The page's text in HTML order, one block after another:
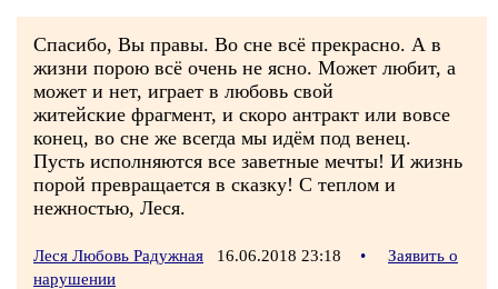
Спасибо, Вы правы. Во сне всё прекрасно. А в
жизни порою всё очень не ясно. Может любит, а
может и нет, играет в любовь свой
житейские фрагмент, и скоро антракт или вовсе
конец, во сне же всегда мы идём под венец.
Пусть исполняются все заветные мечты! И жизнь
порой превращается в сказку! С теплом и
нежностью, Леся.
Леся Любовь Радужная 16.06.2018 23:18 •
Заявить о
нарушении